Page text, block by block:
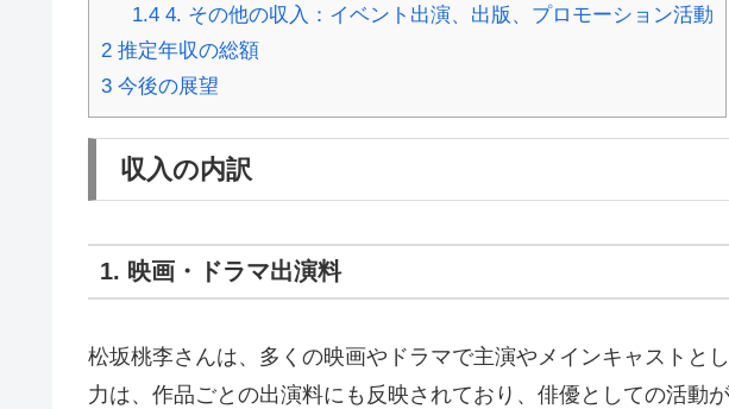
1.44. その他の収入：イベント出演、出版、プロモーション活動
2 推定年収の総額
3 今後の展望
収入の内訳
1. 映画・ドラマ出演料
松坂桃李さんは、多くの映画やドラマで主演やメインキャストと
力は、作品ごとの出演料にも反映されており、俳優としての活動